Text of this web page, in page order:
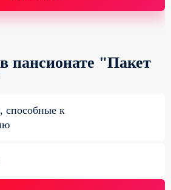
пансионате "Пакет
способные к